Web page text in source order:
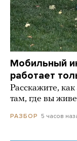
Мобильный
работает
Расскажите,
там, где вы
РАЗБОР 5 часов